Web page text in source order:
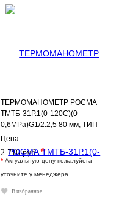
ТЕРМОМАНОМЕТР РОСМА
ТМТБ-31Р.1(0-120С)(0-
0,6MPa)G1/2.2,5 80 мм, ТИП -
ТМТБ-31Р, температура: 0-
120С,
Цена:
2 710 руб.*
* Актуальную цену пожалуйста
уточните у менеджера
В избранное